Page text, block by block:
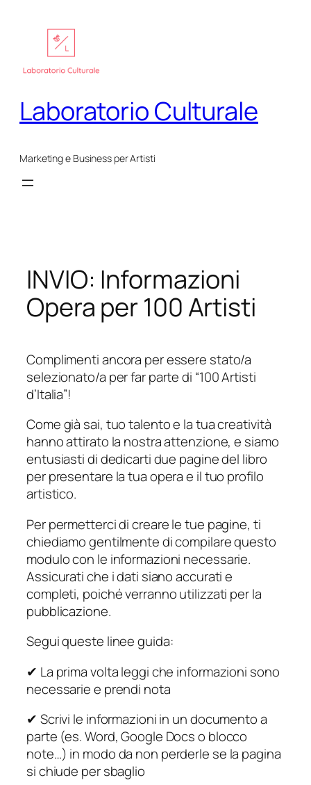
contenuto
Laboratorio Culturale
Marketing e Business per Artisti
INVIO: Informazioni
Opera per 100 Artisti
Complimenti ancora per essere stato/a
selezionato/a per far parte di “100 Artisti
d’Italia”!
Come già sai, tuo talento e la tua creatività
hanno attirato la nostra attenzione, e siamo
entusiasti di dedicarti due pagine del libro
per presentare la tua opera e il tuo profilo
artistico.
Per permetterci di creare le tue pagine, ti
chiediamo gentilmente di compilare questo
modulo con le informazioni necessarie.
Assicurati che i dati siano accurati e
completi, poiché verranno utilizzati per la
pubblicazione.
Segui queste linee guida:
✔ La prima volta leggi che informazioni sono
necessarie e prendi nota
✔ Scrivi le informazioni in un documento a
parte (es. Word, Google Docs o blocco
note…) in modo da non perderle se la pagina
si chiude per sbaglio